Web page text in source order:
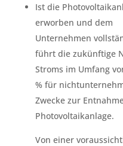
Ist die
erworben und dem
Unternehmen
führt die zukünftige
Stroms im Umfang
% für
Zwecke zur
Photovoltaikanlage.
Von einer